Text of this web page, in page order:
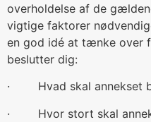
overholdelse af de
vigtige faktorer
en god idé at tænke over
beslutter dig:
· Hvad skal annekset
· Hvor stort skal